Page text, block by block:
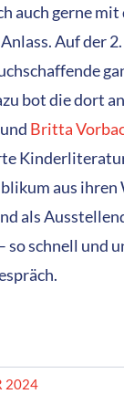
auch gerne mit
Auf der
bot die dort
und Britta
aus
als
so schnell und
2024